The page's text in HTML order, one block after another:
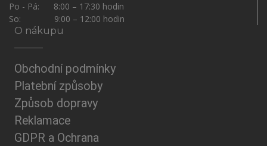
Po - Pá: 8:00 – 17:30 hodin
So: 9:00 – 12:00 hodin
O nákupu
Obchodní podmínky
Platební způsoby
Způsob dopravy
Reklamace
GDPR a Ochrana